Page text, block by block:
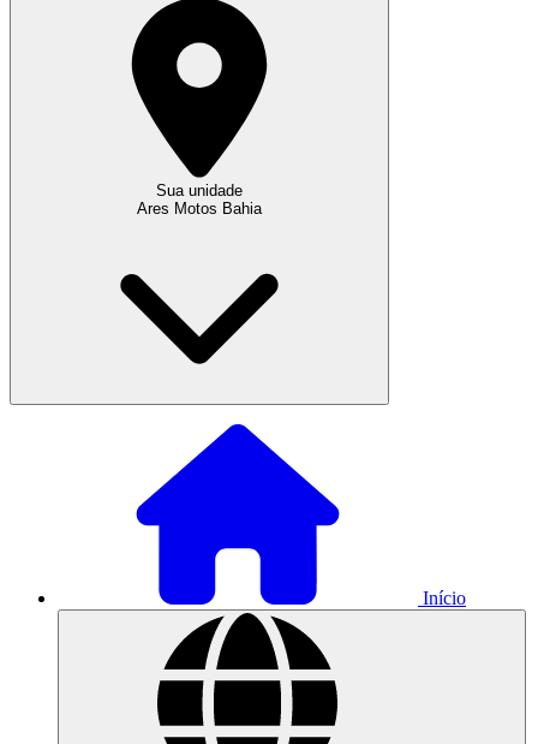
Sua unidade
Ares Motos Bahia
Início